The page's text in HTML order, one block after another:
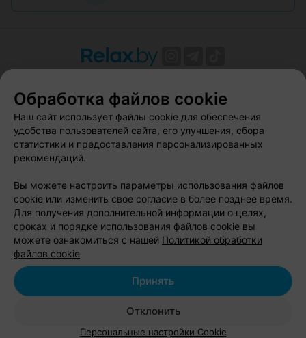
Вакансии
Публичный договор
Способы оплаты
Публичный договор по использованию сервиса
«Афиша»
Пользовательское соглашение
Связаться по вопросам сотрудничества
Написать руководителю relax.by
Персональные настройки cookie
Обработка персональных данных
© 2026 ООО «Артокс Лаб», УНП 191700409, регистрирующий орган -
| 220012, Республика Беларусь, г. Минск,
Обработка файлов cookie
Наш сайт использует файлы cookie для обеспечения
удобства пользователей сайта, его улучшения, сбора
статистики и предоставления персонализированных
рекомендаций.
Вы можете настроить параметры использования файлов
cookie или изменить свое согласие в более позднее время.
Для получения дополнительной информации о целях,
сроках и порядке использования файлов cookie вы
можете ознакомиться с нашей Политикой обработки
файлов cookie
Отклонить
Принять
Персональные настройки Cookie